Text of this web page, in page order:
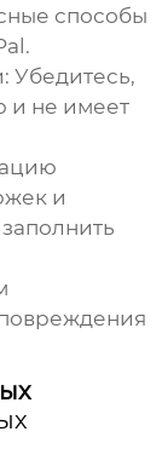
способы
Убедитесь,
и не имеет
и